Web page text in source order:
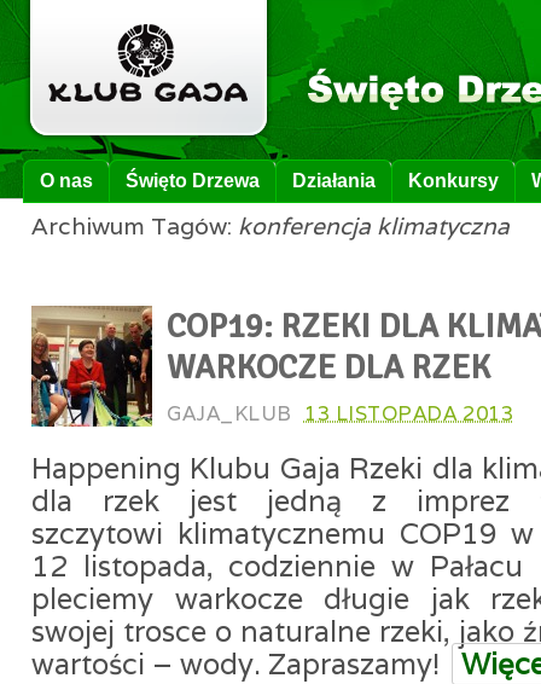
O nas Święto Drzewa Działania Konkursy
Archiwum Tagów: konferencja klimatyczna
COP19: RZEKI DLA
WARKOCZE DLA RZEK
GAJA_KLUB 13 LISTOPADA 2013
Happening Klubu Gaja Rzeki dla
dla rzek jest jedną z imprez
szczytowi klimatycznemu COP19
12 listopada, codziennie w
pleciemy warkocze długie jak
swojej trosce o naturalne rzeki, jako
wartości – wody. Zapraszamy!